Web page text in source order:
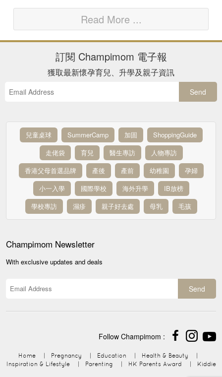
Read More ...
訂閱 Champimom 電子報
獲取最新懷孕育兒、升學及親子資訊
Send
兒童桌球 SummerCamp 加固
ShoppingGuide
走佬袋
育兒 醫生專訪
人物專訪
香港父母首選品牌
產後 產前 幼稚園
孕婦
小一入學
國際學校 海外升學
IB放榜
學校專訪
濕疹 親子好去處 母乳 毛孩
Champimom Newsletter
With exclusive updates and deals
Send
Follow Champimom :
Home | Pregnancy | Education | Health & Beauty
|
Inspiration & Lifestyle
| Parenting | HK Parents Award | Kiddie